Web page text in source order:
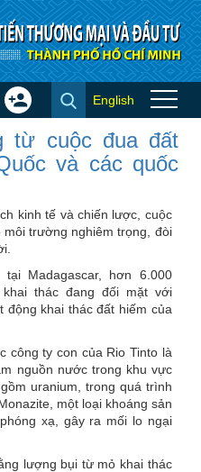
từ cuộc đua
Quốc và
Tây - Tin
Tạo
khoản
English
×
từ cuộc đua đất
và các quốc
kinh tế và chiến lược, cuộc
trường nghiêm trọng, đòi
Madagascar, hơn 6.000
thác đang đối mặt với
khai thác đất hiếm của
công ty con của Rio Tinto là
nguồn nước trong khu vực
uranium, trong quá trình
một loại khoáng sản
xạ, gây ra mối lo ngại
lượng bụi từ mỏ khai thác